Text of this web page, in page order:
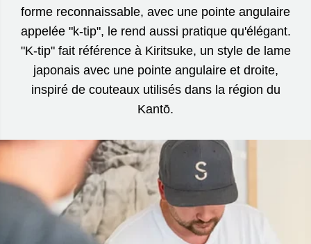
forme reconnaissable, avec une pointe angulaire
appelée "k-tip", le rend aussi pratique qu'élégant.
"K-tip" fait référence à Kiritsuke, un style de lame
japonais avec une pointe angulaire et droite,
inspiré de couteaux utilisés dans la région du
Kantō.